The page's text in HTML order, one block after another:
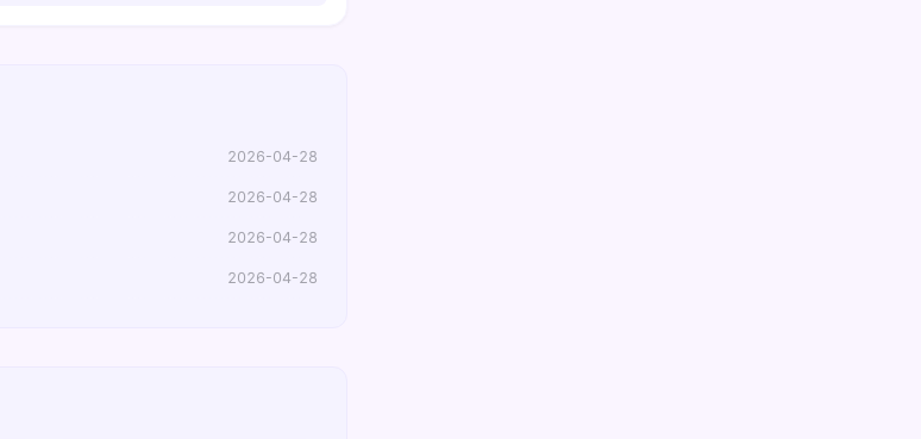
2026-04-28
2026-04-28
2026-04-28
2026-04-28